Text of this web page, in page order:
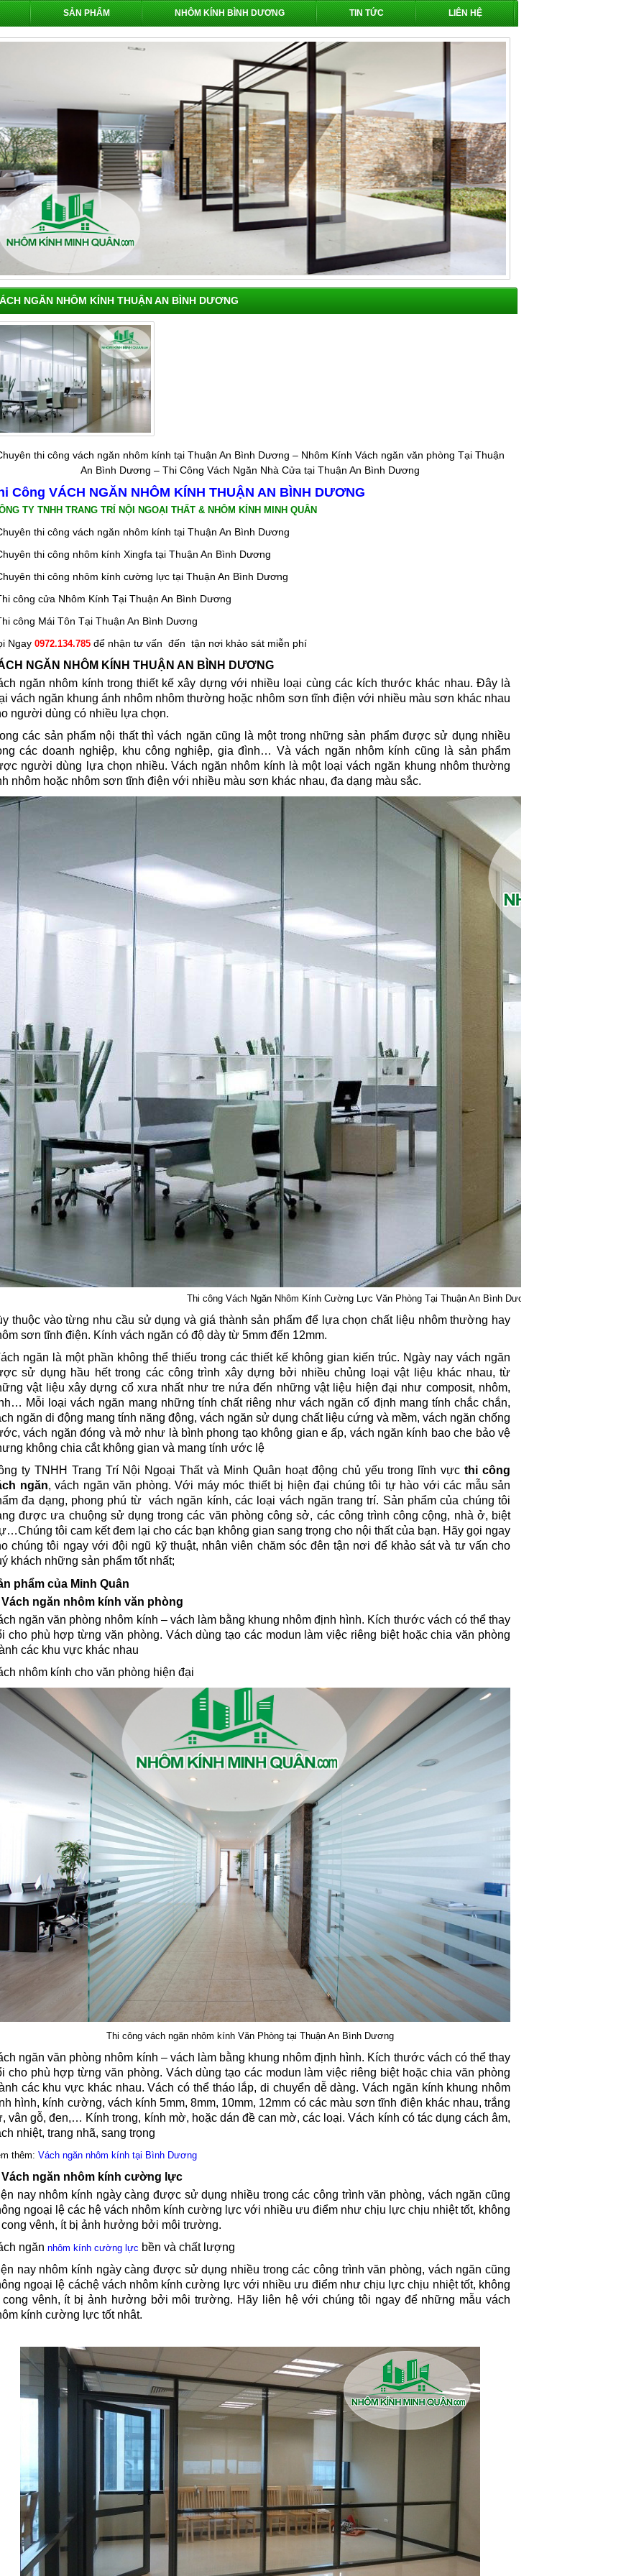
SẢN PHẨM NHÔM KÍNH BÌNH DƯƠNG TIN TỨC LIÊN HỆ
NGĂN NHÔM KÍNH THUẬN AN BÌNH DƯƠNG
thi công vách ngăn nhôm kính tại Thuận An Bình Dương – Nhôm Kính Vách ngăn văn phòng Tại Thuận
An Bình Dương – Thi Công Vách Ngăn Nhà Cửa tại Thuận An Bình Dương
Công VÁCH NGĂN NHÔM KÍNH THUẬN AN BÌNH DƯƠNG
TY TNHH TRANG TRÍ NỘI NGOẠI THẤT & NHÔM KÍNH MINH QUÂN
thi công vách ngăn nhôm kính tại Thuận An Bình Dương
thi công nhôm kính Xingfa tại Thuận An Bình Dương
thi công nhôm kính cường lực tại Thuận An Bình Dương
công cửa Nhôm Kính Tại Thuận An Bình Dương
công Mái Tôn Tại Thuận An Bình Dương
Ngay 0972.134.785 để nhận tư vấn đến tận nơi khảo sát miễn phí
NGĂN NHÔM KÍNH THUẬN AN BÌNH DƯƠNG
ngăn nhôm kính trong thiết kế xây dựng với nhiều loại cùng các kích thước khác nhau. Đây là
vách ngăn khung ánh nhôm nhôm thường hoặc nhôm sơn tĩnh điện với nhiều màu sơn khác nhau
người dùng có nhiều lựa chọn.
các sản phẩm nội thất thì vách ngăn cũng là một trong những sản phẩm được sử dụng nhiều
các doanh nghiệp, khu công nghiệp, gia đình… Và vách ngăn nhôm kính cũng là sản phẩm
người dùng lựa chọn nhiều. Vách ngăn nhôm kính là một loại vách ngăn khung nhôm thường
nhôm hoặc nhôm sơn tĩnh điện với nhiều màu sơn khác nhau, đa dạng màu sắc.
Thi công Vách Ngăn Nhôm Kính Cường Lực Văn Phòng Tại Thuận An Bình Dương
thuộc vào từng nhu cầu sử dụng và giá thành sản phẩm để lựa chọn chất liệu nhôm thường hay
sơn tĩnh điện. Kính vách ngăn có độ dày từ 5mm đến 12mm.
ngăn là một phần không thể thiếu trong các thiết kế không gian kiến trúc. Ngày nay vách ngăn
sử dụng hầu hết trong các công trình xây dựng bởi nhiều chủng loại vật liệu khác nhau, từ
vật liệu xây dựng cổ xưa nhất như tre nứa đến những vật liệu hiện đại như composit, nhôm,
Mỗi loại vách ngăn mang những tính chất riêng như vách ngăn cố định mang tính chắc chắn,
ngăn di động mang tính năng động, vách ngăn sử dụng chất liệu cứng và mềm, vách ngăn chống
vách ngăn đóng và mở như là bình phong tạo không gian e ấp, vách ngăn kính bao che bảo vệ
không chia cắt không gian và mang tính ước lệ
ty TNHH Trang Trí Nội Ngoại Thất và Minh Quân hoạt động chủ yếu trong lĩnh vực thi công
ngăn, vách ngăn văn phòng. Với máy móc thiết bị hiện đại chúng tôi tự hào với các mẫu sản
đa dạng, phong phú từ vách ngăn kính, các loại vách ngăn trang trí. Sản phẩm của chúng tôi
được ưa chuộng sử dụng trong các văn phòng công sở, các công trình công cộng, nhà ở, biệt
tôi cam kết đem lại cho các bạn không gian sang trọng cho nội thất của bạn. Hãy gọi ngay
chúng tôi ngay với đội ngũ kỹ thuật, nhân viên chăm sóc đên tận nơi để khảo sát và tư vấn cho
khách những sản phẩm tốt nhất;
phẩm của Minh Quân
Vách ngăn nhôm kính văn phòng
ngăn văn phòng nhôm kính – vách làm bằng khung nhôm định hình. Kích thước vách có thể thay
cho phù hợp từng văn phòng. Vách dùng tạo các modun làm việc riêng biệt hoặc chia văn phòng
các khu vực khác nhau
nhôm kính cho văn phòng hiện đại
Thi công vách ngăn nhôm kính Văn Phòng tại Thuận An Bình Dương
ngăn văn phòng nhôm kính – vách làm bằng khung nhôm định hình. Kích thước vách có thể thay
cho phù hợp từng văn phòng. Vách dùng tạo các modun làm việc riêng biệt hoặc chia văn phòng
các khu vực khác nhau. Vách có thể tháo lắp, di chuyển dễ dàng. Vách ngăn kính khung nhôm
hình, kính cường, vách kính 5mm, 8mm, 10mm, 12mm có các màu sơn tĩnh điện khác nhau, trắng
vân gỗ, đen,… Kính trong, kính mờ, hoặc dán đề can mờ, các loại. Vách kính có tác dụng cách âm,
nhiệt, trang nhã, sang trọng
thêm: Vách ngăn nhôm kính tại Bình Dương
Vách ngăn nhôm kính cường lực
nay nhôm kính ngày càng được sử dụng nhiều trong các công trình văn phòng, vách ngăn cũng
ngoại lệ các hệ vách nhôm kính cường lực với nhiều ưu điểm như chịu lực chịu nhiệt tốt, không
cong vênh, ít bị ảnh hưởng bởi môi trường.
ngăn nhôm kính cường lực bền và chất lượng
nay nhôm kính ngày càng được sử dụng nhiều trong các công trình văn phòng, vách ngăn cũng
ngoại lệ cáchệ vách nhôm kính cường lực với nhiều ưu điểm như chịu lực chịu nhiệt tốt, không
cong vênh, ít bị ảnh hưởng bởi môi trường. Hãy liên hệ với chúng tôi ngay để những mẫu vách
kính cường lực tốt nhât.